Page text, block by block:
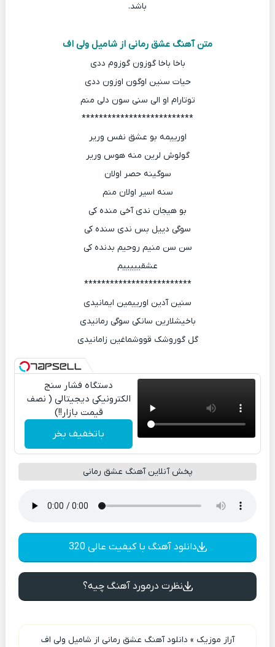
باشد.
متن آهنگ عشق رمانی از شامیل ولی اف
باخا باخا گوزون گوزوم ددی
حیات سنین اوگون اوزون ددی
توتارام او الی سنی سون دلی منم
**************************
اورییمه بو عشق نفس وریر
گولوش لرین منه هوس وریر
سوگینه حصر اولان
سنه اسیر اولان منم
بو هیجان ندی آخی منده کی
سوگی دییل بس ندی سنده کی
سن سن منیم روحیم بدنده کی
عشقیییییم
*************************
سنین آدین اورییمین ایمانیدی
باخیشلارین سانکی سوگی رمانیدی
گل گوروشک قووشماغین زامانیدی
دستگاه فشار سنج
الکترونیکی دیجیتالی ( نصف
قیمت بازار!!)
باتخفیف بخر
پخش آنلاین آهنگ عشق رمانی
دانلود آهنگ با کیفیت عالی 320
نظرت درمورد آهنگ چیه؟
آراز موزیک » دانلود آهنگ عشق رمانی از شامیل ولی اف